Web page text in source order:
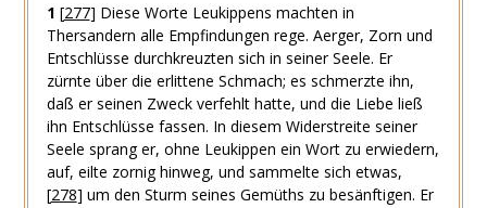
1 [277] Diese Worte Leukippens machten in
Thersandern alle Empfindungen rege. Aerger, Zorn und
Entschlüsse durchkreuzten sich in seiner Seele. Er
zürnte über die erlittene Schmach; es schmerzte ihn,
daß er seinen Zweck verfehlt hatte, und die Liebe ließ
ihn Entschlüsse fassen. In diesem Widerstreite seiner
Seele sprang er, ohne Leukippen ein Wort zu erwiedern,
auf, eilte zornig hinweg, und sammelte sich etwas,
[278] um den Sturm seines Gemüths zu besänftigen. Er